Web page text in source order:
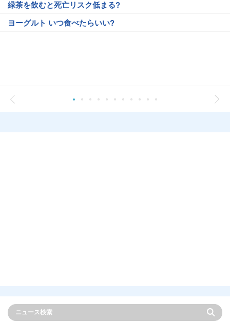
緑茶を飲むと死亡リスク低まる?
ヨーグルト いつ食べたらいい?